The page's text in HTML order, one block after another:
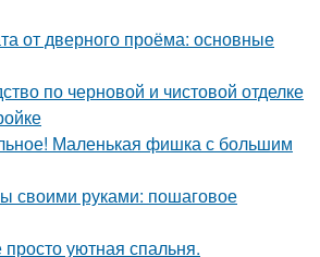
от дверного проёма: основные
по черновой и чистовой отделке
Маленькая фишка с большим
своими руками: пошаговое
просто уютная спальня.